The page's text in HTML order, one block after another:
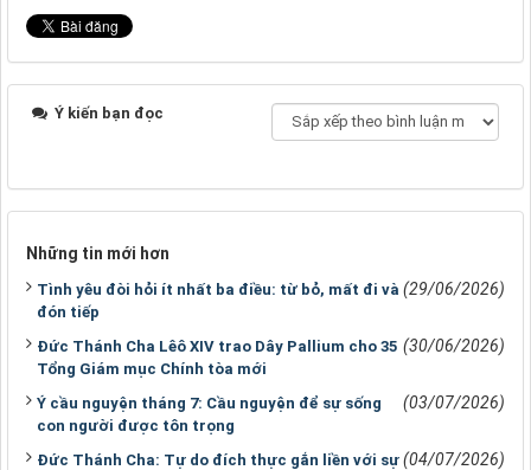
Ý kiến bạn đọc
Những tin mới hơn
Tình yêu đòi hỏi ít nhất ba điều: từ bỏ, mất đi và
đón tiếp
(29/06/2026)
Đức Thánh Cha Lêô XIV trao Dây Pallium cho 35
Tổng Giám mục Chính tòa mới
(30/06/2026)
Ý cầu nguyện tháng 7: Cầu nguyện để sự sống
con người được tôn trọng
(03/07/2026)
Đức Thánh Cha: Tự do đích thực gắn liền với sự (04/07/2026)